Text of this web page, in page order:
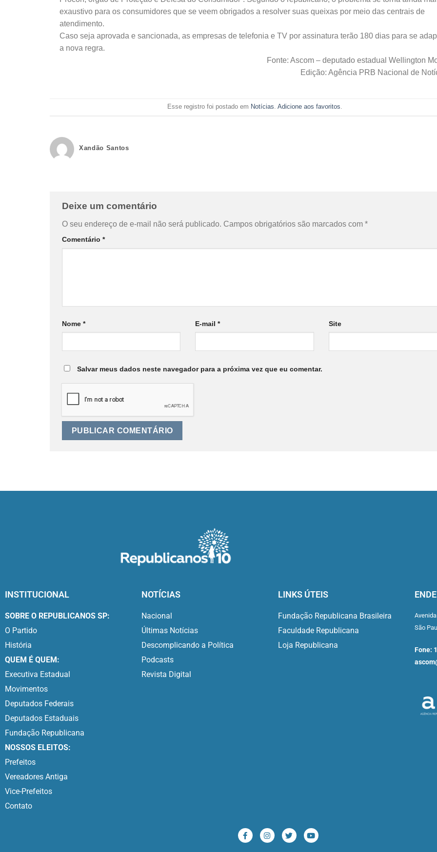
exaustivo para os consumidores que se veem obrigados a resolver suas queixas por meio das centrais de
atendimento.
Caso seja aprovada e sancionada, as empresas de telefonia e TV por assinatura terão 180 dias para se
a nova regra.
Fonte: Ascom – deputado estadual Wellington
Edição: Agência PRB Nacional de
Esse registro foi postado em Notícias. Adicione aos favoritos.
Xandão Santos
Deixe um comentário
O seu endereço de e-mail não será publicado. Campos obrigatórios são marcados com *
Comentário *
Nome * E-mail* Site
Salvar meus dados neste navegador para a próxima vez que eu comentar.
INSTITUCIONAL
SOBRE O REPUBLICANOS SP:
O Partido
História
QUEM É QUEM:
Executiva Estadual
Movimentos
Deputados Federais
Deputados Estaduais
Fundação Republicana
NOSSOS ELEITOS:
Prefeitos
Vereadores Antiga
Vice-Prefeitos
Contato
NOTÍCIAS
Nacional
Últimas Notícias
Descomplicando a Política
Podcasts
Revista Digital
LINKS ÚTEIS
Fundação Republicana Brasileira
Faculdade Republicana
Loja Republicana
São
Fone: